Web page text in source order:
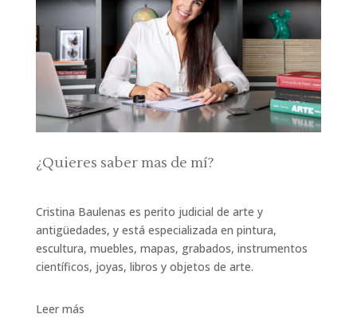
¿Quieres saber mas de mí?
Cristina Baulenas es perito judicial de arte y
antigüedades, y está especializada en pintura,
escultura, muebles, mapas, grabados, instrumentos
científicos, joyas, libros y objetos de arte.
Leer más